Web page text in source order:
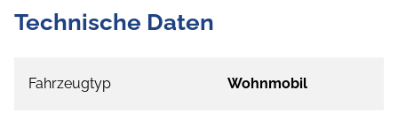
Technische Daten
Fahrzeugtyp Wohnmobil